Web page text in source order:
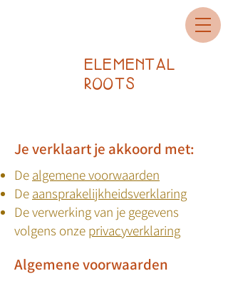
ELEMENTAL
ROOTS
Je verklaart je akkoord met:
De algemene voorwaarden
De aansprakelijkheidsverklaring
De verwerking van je gegevens
volgens onze privacyverklaring
Algemene voorwaarden